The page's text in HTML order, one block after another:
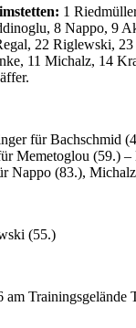
1
8 Nappo, 9
22 Riglewski,
11 Michalz, 14
für Bachschmid
Memetoglou (59.)
Nappo (83.),
(55.)
am Trainingsgelände